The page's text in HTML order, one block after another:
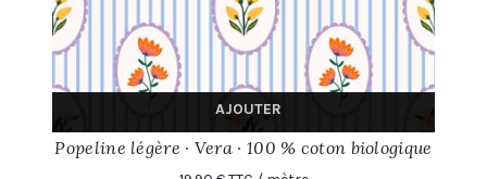
AJOUTER
Popeline légère · Vera · 100 % coton biologique